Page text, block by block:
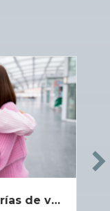
Explicación de las categorías de visados por preferencia familiar (F1–F4)